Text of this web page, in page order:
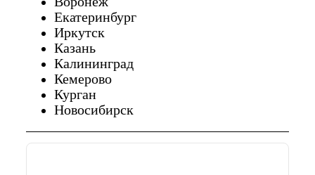
Екатеринбург
Иркутск
Казань
Калининград
Кемерово
Курган
Новосибирск